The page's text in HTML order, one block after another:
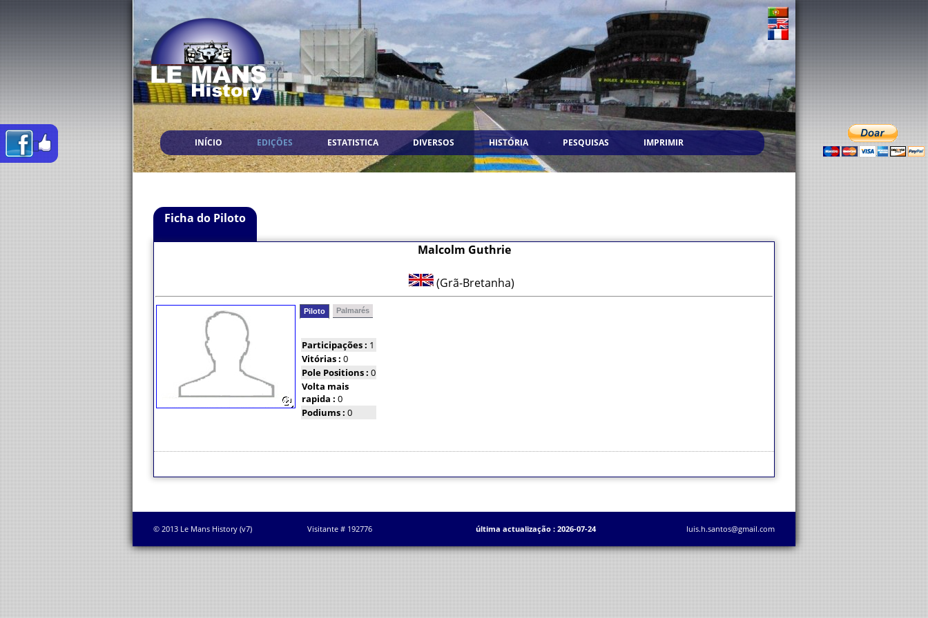
INÍCIO EDIÇÕES ESTATISTICA DIVERSOS HISTÓRIA PESQUISAS IMPRIMIR
Ficha do Piloto
Malcolm Guthrie
(Grã-Bretanha)
Piloto Palmarés
Participações : 1
Vitórias : 0
Pole Positions : 0
Volta mais
rapida : 0
Podiums : 0
© 2013 Le Mans History (v7) Visitante # 192776 última actualização : 2026-07-24 luis.h.santos@gmail.com